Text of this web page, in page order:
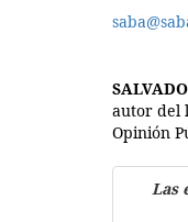
autor del
Opinión
Las